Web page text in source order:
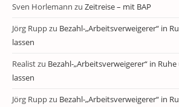
Sven Horlemann zu Zeitreise – mit BAP
Jörg Ruppzu Bezahl-„Arbeitsverweigerer“ in
lassen
Realistzu Bezahl-„Arbeitsverweigerer“ in
lassen
Jörg Ruppzu Bezahl-„Arbeitsverweigerer“ in